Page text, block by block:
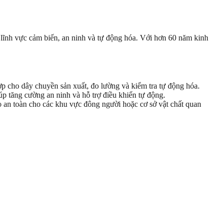
vực cảm biến, an ninh và tự động hóa. Với hơn 60 năm kinh
cho dây chuyền sản xuất, đo lường và kiểm tra tự động hóa.
tăng cường an ninh và hỗ trợ điều khiển tự động.
toàn cho các khu vực đông người hoặc cơ sở vật chất quan